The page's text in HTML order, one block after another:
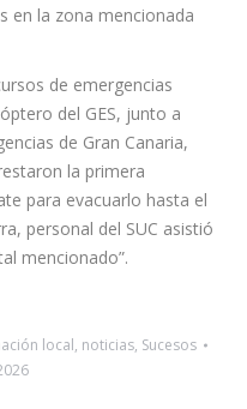
un senderista precisaba
en un lugar de difícil
la zona mencionada
de emergencias
del GES, junto a
de Gran Canaria,
la primera
para evacuarlo hasta el